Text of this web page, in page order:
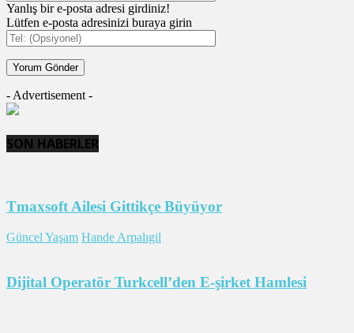
Yanlış bir e-posta adresi girdiniz!
Lütfen e-posta adresinizi buraya girin
- Advertisement -
SON HABERLER
Tmaxsoft Ailesi Gittikçe Büyüyor
Güncel Yaşam Hande Arpalıgil
Dijital Operatör Turkcell’den E-şirket Hamlesi